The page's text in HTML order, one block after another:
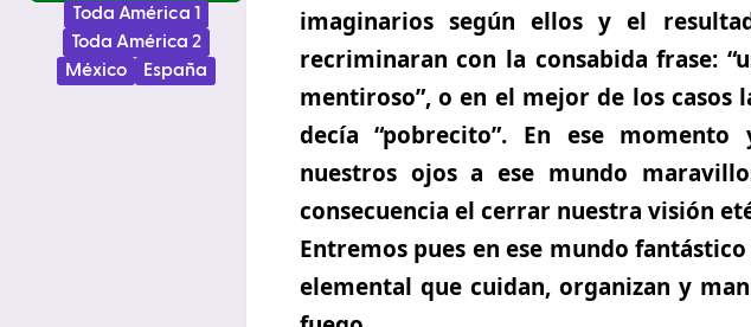
Toda América 1
Toda América 2
México
España
imaginarios según ellos y el
recriminaran con la consabida frase:
mentiroso”, o en el mejor de los casos
decía “pobrecito”. En ese
nuestros ojos a ese mundo
consecuencia el cerrar nuestra visión
Entremos pues en ese mundo
elemental que cuidan, organizan y